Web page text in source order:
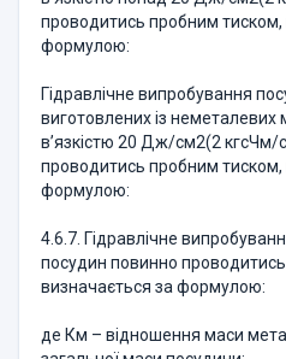
проводитись пробним
формулою:
Гідравлічне випробування
виготовлених із неметалевих
в’язкістю 20 Дж/см2(2 кгсЧм/
проводитись пробним
формулою:
4.6.7. Гідравлічне
посудин повинно
визначається за формулою:
де Км – відношення маси